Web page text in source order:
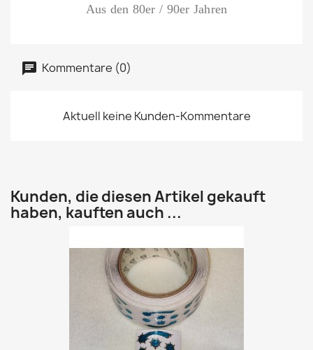
Aus den 80er / 90er Jahren
Kommentare (0)
Aktuell keine Kunden-Kommentare
Kunden, die diesen Artikel gekauft
haben, kauften auch ...